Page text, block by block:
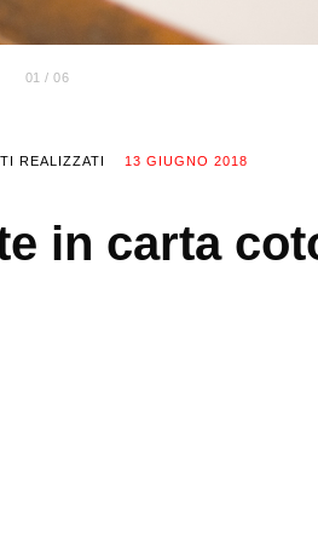
01 / 06
REALIZZATI 13 GIUGNO 2018
in carta